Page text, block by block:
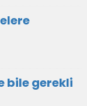
bile gerekli